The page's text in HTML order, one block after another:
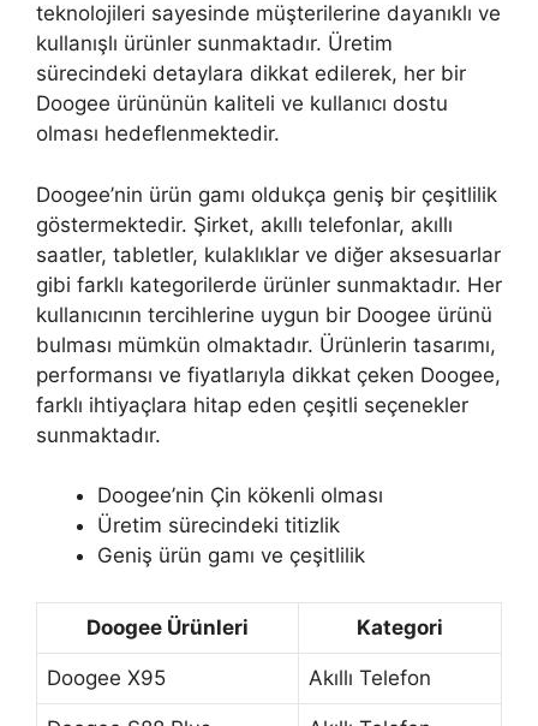
teknolojileri sayesinde müşterilerine dayanıklı ve
kullanışlı ürünler sunmaktadır. Üretim
sürecindeki detaylara dikkat edilerek, her bir
Doogee ürününün kaliteli ve kullanıcı dostu
olması hedeflenmektedir.
Doogee’nin ürün gamı oldukça geniş bir çeşitlilik
göstermektedir. Şirket, akıllı telefonlar, akıllı
saatler, tabletler, kulaklıklar ve diğer aksesuarlar
gibi farklı kategorilerde ürünler sunmaktadır. Her
kullanıcının tercihlerine uygun bir Doogee ürünü
bulması mümkün olmaktadır. Ürünlerin tasarımı,
performansı ve fiyatlarıyla dikkat çeken Doogee,
farklı ihtiyaçlara hitap eden çeşitli seçenekler
sunmaktadır.
Doogee’nin Çin kökenli olması
Üretim sürecindeki titizlik
Geniş ürün gamı ve çeşitlilik
Doogee Ürünleri Kategori
Doogee X95 Akıllı Telefon